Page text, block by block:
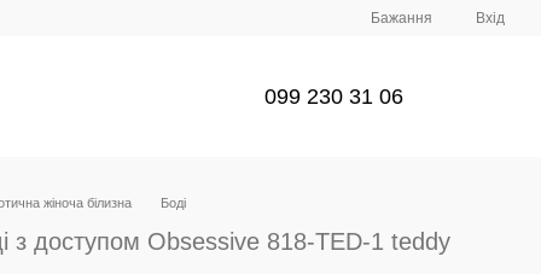
Бажання Вхід
099 230 31 06
жіноча білизна Боді
з доступом Obsessive 818-TED-1 teddy